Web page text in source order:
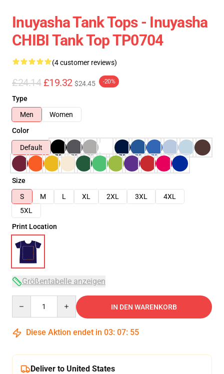
Inuyasha Tank Tops - Inuyasha
CHIBI Tank Top TP0704
(4 customer reviews)
£24.14 £19.32 $24.45 -20%
Type
Men
Women
Color
Default
Size
S
M L XL 2XL 3XL
4XL
5XL
Print Location
Größentabelle anzeigen
IN DEN WARENKORB
Diese Aktion endet in 03: 07: 54
Deliver to United States